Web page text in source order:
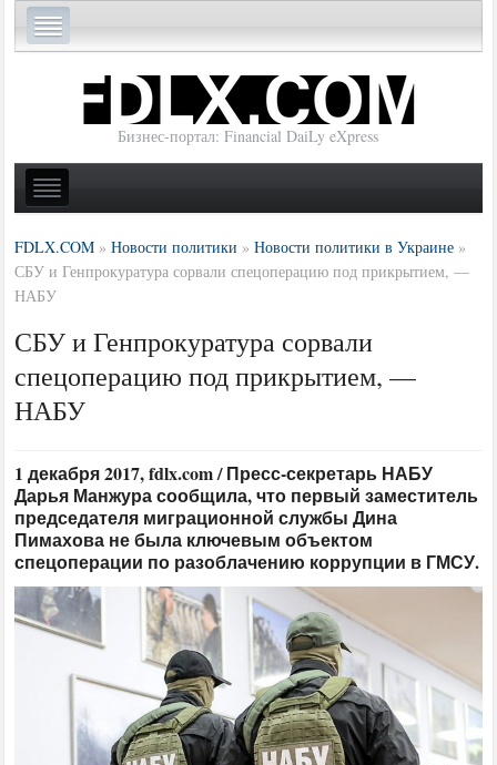
Бизнес-портал: Financial DaiLy eXpress
FDLX.COM »Новости политики »Новости политики в Украине »
СБУ и Генпрокуратура сорвали спецоперацию под прикрытием, —
НАБУ
СБУ и Генпрокуратура сорвали
спецоперацию под прикрытием, —
НАБУ
1 декабря 2017, fdlx.com / Пресс-секретарь НАБУ
Дарья Манжура сообщила, что первый заместитель
председателя миграционной службы Дина
Пимахова не была ключевым объектом
спецоперации по разоблачению коррупции в ГМСУ.